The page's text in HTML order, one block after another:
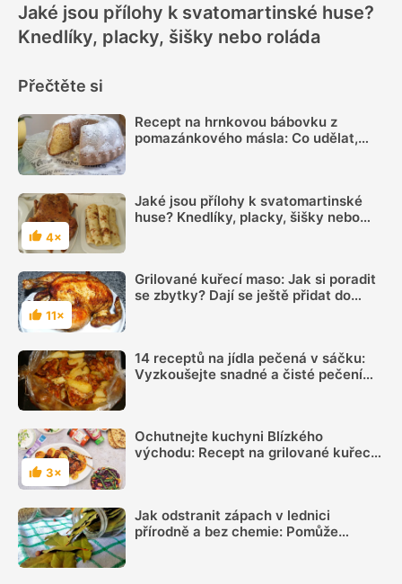
Jaké jsou přílohy k svatomartinské huse?
Knedlíky, placky, šišky nebo roláda
Přečtěte si
Recept na hrnkovou bábovku z
pomazánkového másla: Co udělat,
Hodnocení
4×
Jaké jsou přílohy k svatomartinské
huse? Knedlíky, placky, šišky nebo
Hodnocení
11×
Grilované kuřecí maso: Jak si poradit
se zbytky? Dají se ještě přidat do
14 receptů na jídla pečená v sáčku:
Vyzkoušejte snadné a čisté pečení
Hodnocení
3×
Ochutnejte kuchyni Blízkého
východu: Recept na grilované kuřecí
Jak odstranit zápach v lednici
přírodně a bez chemie: Pomůže